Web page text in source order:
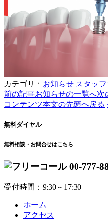
カテゴリ： お知らせ スタッ
前の記事お知らせの一覧へ次
コンテンツ本文の先頭へ戻る
無料ダイヤル
無料相談・お問合せはこちら
00-777-
受付時間：9:30～17:30
ホーム
アクセス